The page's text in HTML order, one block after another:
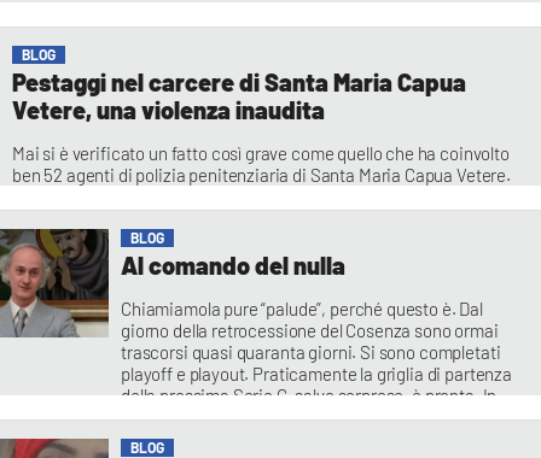
“quanto” e perché si governa. I riformisti avevano
modo largamente maggioritario ma il loro schema
d’azione si
BLOG
Pestaggi nel carcere di Santa Maria Capua
Vetere, una violenza inaudita
Mai si è verificato un fatto così grave come quello che ha coinvolto
ben 52 agenti di polizia penitenziaria di Santa Maria Capua Vetere.
BLOG
Al comando del nulla
Chiamiamola pure “palude”, perché questo è. Dal
giorno della retrocessione del Cosenza sono ormai
trascorsi quasi quaranta giorni. Si sono completati
playoff e playout. Praticamente la griglia di partenza
della prossima Serie C, salvo sorprese, è pronta. In
cinquanta giorni, nel 1978, in Vaticano si succedettero
addirittura tre papi (questo per dire quante cose si
BLOG